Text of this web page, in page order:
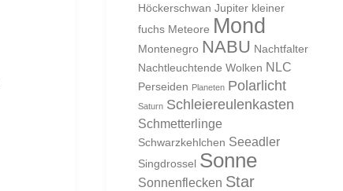
Höckerschwan Jupiter kleiner
fuchs Meteore Mond
Montenegro NABU Nachtfalter
Nachtleuchtende Wolken NLC
Perseiden Planeten Polarlicht
Saturn Schleiereulenkasten
Schmetterlinge
Schwarzkehlchen Seeadler
Singdrossel Sonne
Sonnenflecken Star